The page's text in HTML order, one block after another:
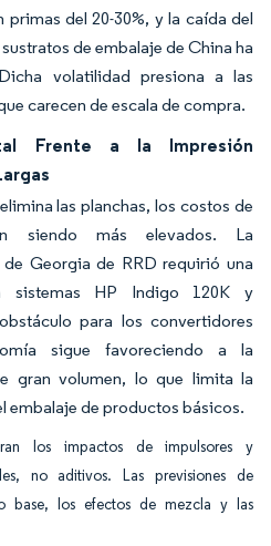
primas del 20-30%, y la caída del
de embalaje de China ha
volatilidad presiona a las
carecen de escala de compra.
Frente a la Impresión
las planchas, los costos de
siendo más elevados. La
Georgia de RRD requirió una
sistemas HP Indigo 120K y
para los convertidores
sigue favoreciendo a la
gran volumen, lo que limita la
embalaje de productos básicos.
los impactos de impulsores y
no aditivos. Las previsiones de
base, los efectos de mezcla y las